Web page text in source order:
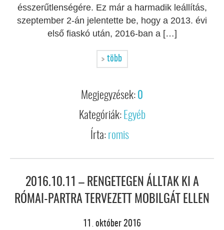
ésszerűtlenségére. Ez már a harmadik leállítás,
szeptember 2-án jelentette be, hogy a 2013. évi
első fiaskó után, 2016-ban a […]
több
Megjegyzések: 0
Kategóriák: Egyéb
Írta: romis
2016.10.11 – RENGETEGEN ÁLLTAK KI A
RÓMAI-PARTRA TERVEZETT MOBILGÁT ELLEN
. október 2016